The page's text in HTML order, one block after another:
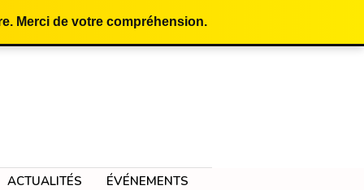
Merci de votre compréhension.
ACTUALITÉS ÉVÉNEMENTS